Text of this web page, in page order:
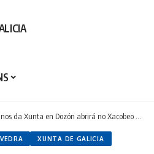
en Dozón abrirá no Xacobeo 2027 con preto de 60 prazas
XUNTA DE GALICIA